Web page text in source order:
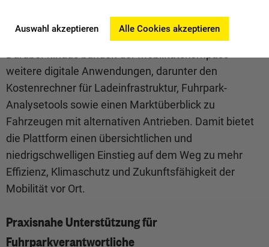
Plattform
weitere digitale Anwendungen, darunter den
Kostenrechner für Ladeinfrastruktur, Fuhrpark-
Analysetools sowie einen Marktüberblick zu
Fahrzeugen mit alternativen Antrieben. Damit bietet
die Plattform einen übersichtlichen und
niedrigschwelligen Einstieg auf dem Weg zu mehr
Effizienz, Klimaschutz und Zukunftsfähigkeit der
Mobilität vor Ort.
Praxisnahe Unterstützung für
Fuhrparkverantwortliche
Auswahl akzeptieren Alle Cookies akzeptieren